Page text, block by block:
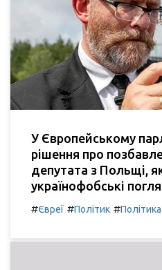
У Європейському
рішення про
депутата з Польщі,
українофобські
#Євреї #Політик #Політика